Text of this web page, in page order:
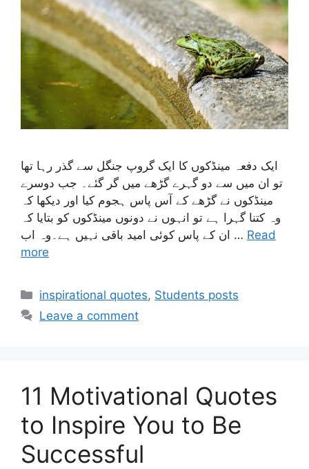
ایک دفعہ مینڈکوں کا ایک گروپ جنگل سے گذر رہا تھا
تو ان میں سے دو گہرے گڑھے میں گر گئے۔ جب دوسرے
مینڈکوں نے گڑھے کے آس پاس ہجوم کیا اور دیکھا کہ
وہ کتنا گہرا ہے تو انہوں نے دونوں مینڈکوں کو بتایا کہ
ان کے پاس کوئی امید باقی نہیں ہے۔وہ اب … Read
more
inspirational quotes, Students posts
Leave a comment
11 Motivational Quotes
to Inspire You to Be
Successful